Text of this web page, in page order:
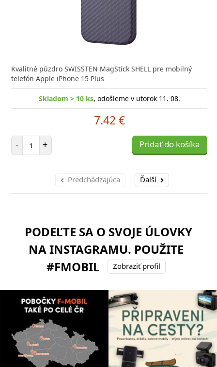
Kvalitné púzdro SWISSTEN MagStick SHELL pre mobilný
telefón Apple iPhone 15 Plus
Skladom > 10 ks, odošleme v utorok 11. 08.
7.42 €
- Počet položiek
+ Pridať do košíka
Predchádzajúca Ďalší
PODEĽTE SA O SVOJE ÚLOVKY
NA INSTAGRAMU. POUŽITE
#FMOBIL
Zobraziť profil